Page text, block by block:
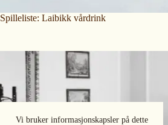
Vi bruker informasjonskapsler på dette
Spilleliste: Laibikk vårdrink